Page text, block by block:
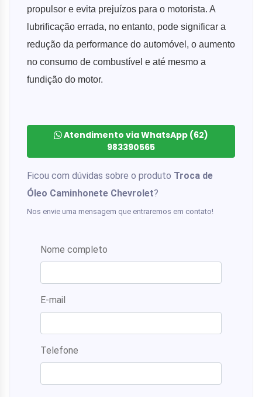
propulsor e evita prejuízos para o motorista. A
lubrificação errada, no entanto, pode significar a
redução da performance do automóvel, o aumento
no consumo de combustível e até mesmo a
fundição do motor.
Atendimento via WhatsApp (62)
983390565
Ficou com dúvidas sobre o produto Troca de
Óleo Caminhonete Chevrolet?
Nos envie uma mensagem que entraremos em contato!
Nome completo
E-mail
Telefone